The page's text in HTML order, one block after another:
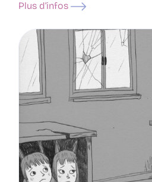
Plus d’infos